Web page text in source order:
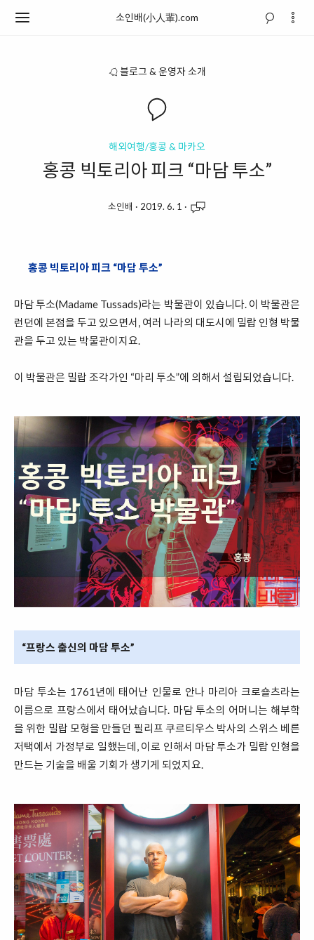
소인배(小人輩).com
블로그 & 운영자 소개
해외여행/홍콩 & 마카오
홍콩 빅토리아 피크 “마담 투소”
소인배 · 2019. 6. 1 ·
홍콩 빅토리아 피크 “마담 투소”
마담 투소(Madame Tussads)라는 박물관이 있습니다. 이 박물관은
런던에 본점을 두고 있으면서, 여러 나라의 대도시에 밀랍 인형 박물
관을 두고 있는 박물관이지요.
이 박물관은 밀랍 조각가인 “마리 투소”에 의해서 설립되었습니다.
“프랑스 출신의 마담 투소”
마담 투소는 1761년에 태어난 인물로 안나 마리아 크로숄츠라는
이름으로 프랑스에서 태어났습니다. 마담 투소의 어머니는 해부학
을 위한 밀랍 모형을 만들던 필리프 쿠르티우스 박사의 스위스 베른
저택에서 가정부로 일했는데, 이로 인해서 마담 투소가 밀랍 인형을
만드는 기술을 배울 기회가 생기게 되었지요.